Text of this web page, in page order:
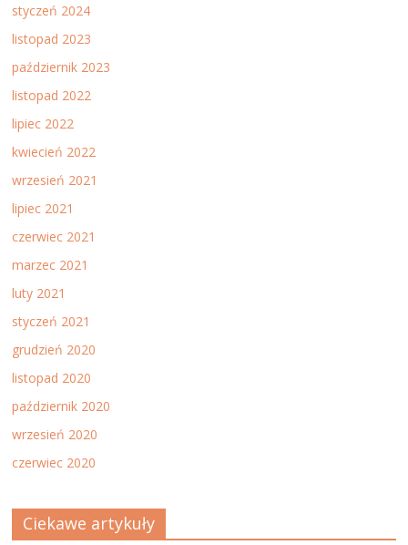
styczeń 2024
listopad 2023
październik 2023
listopad 2022
lipiec 2022
kwiecień 2022
wrzesień 2021
lipiec 2021
czerwiec 2021
marzec 2021
luty 2021
styczeń 2021
grudzień 2020
listopad 2020
październik 2020
wrzesień 2020
czerwiec 2020
Ciekawe artykuły